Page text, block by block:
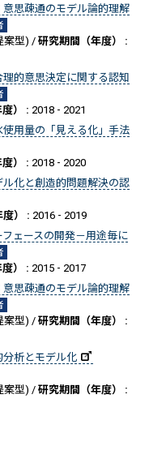
思疎通のモデル論的理解
案型) / 研究期間（年度） :
的意思決定に関する認知
） : 2018 - 2021
用量の「見える化」手法
） : 2018 - 2020
化と創造的問題解決の認
度） : 2016 - 2019
ェースの開発－用途毎に
） : 2015 - 2017
思疎通のモデル論的理解
案型) / 研究期間（年度） :
析とモデル化
案型) / 研究期間（年度） :